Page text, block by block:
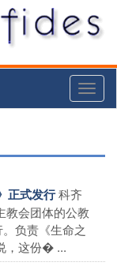
正式发行科齐
教会团体的公教
负责《生命之
，这份� ...